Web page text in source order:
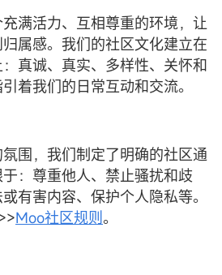
满活力、互相尊重的环境，让
属感。我们的社区文化建立在
真诚、真实、多样性、关怀和
着我们的日常互动和交流。
围，我们制定了明确的社区通
：尊重他人、禁止骚扰和歧
有害内容、保护个人隐私等。
Moo社区规则。